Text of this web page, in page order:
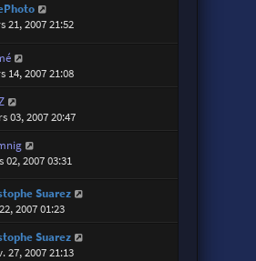
21, 2007 21:52
14, 2007 21:08
03, 2007 20:47
02, 2007 03:31
Suarez
2007 01:23
Suarez
27, 2007 21:13